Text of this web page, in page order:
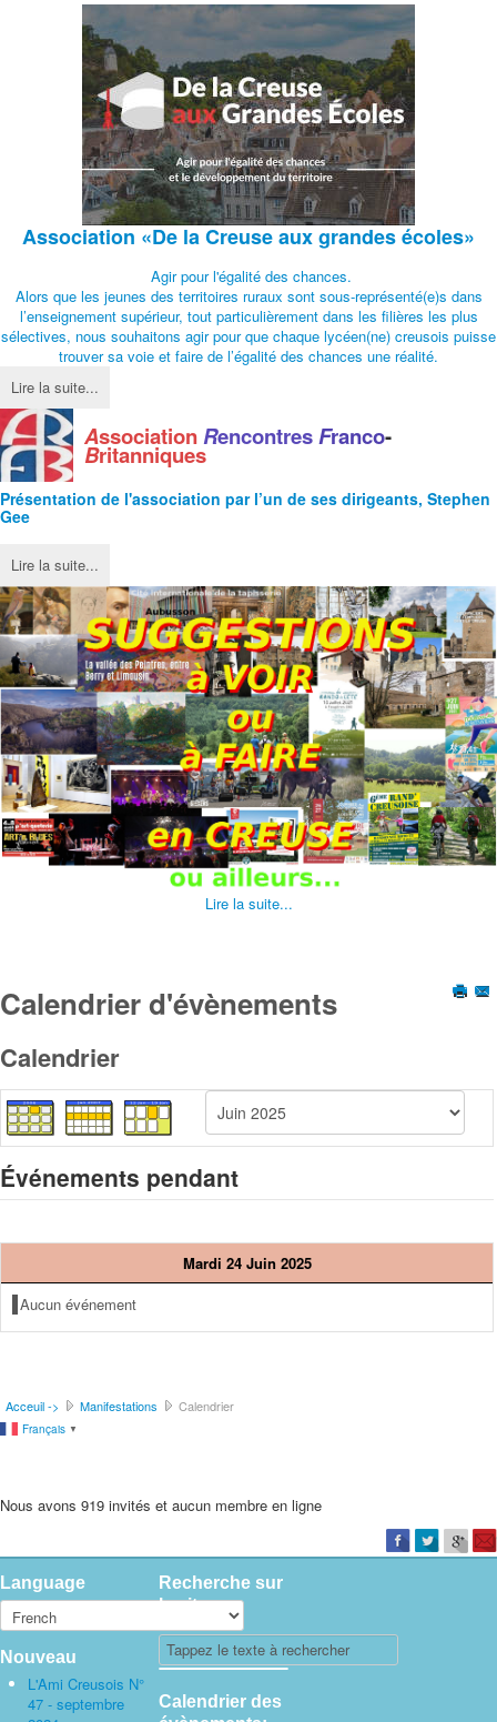
Association «De la Creuse aux grandes écoles»
Agir pour l'égalité des chances.
Alors que les jeunes des territoires ruraux sont sous-représenté(e)s dans
l’enseignement supérieur, tout particulièrement dans les filières les plus
sélectives, nous souhaitons agir pour que chaque lycéen(ne) creusois puisse
trouver sa voie et faire de l’égalité des chances une réalité.
Lire la suite...
AssociationRencontresFranco-
Britanniques
Présentation de l'association par l’un de ses dirigeants, Stephen
Gee
Lire la suite...
Lire la suite...
Calendrier d'évènements
Calendrier
Événements pendant
Mardi 24 Juin 2025
Aucun événement
Acceuil -> Manifestations Calendrier
Français ▼
Nous avons 919 invités et aucun membre en ligne
Language
Nouveau
L'Ami Creusois N°
47 - septembre
Recherche sur
le site
Calendrier des